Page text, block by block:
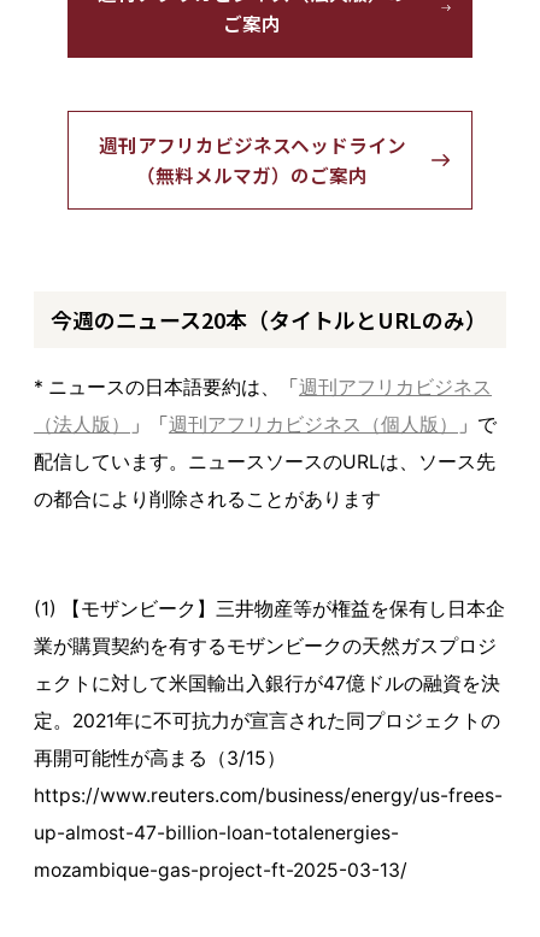
ご案内
週刊アフリカビジネスヘッドライン
（無料メルマガ）のご案内
今週のニュース20本（タイトルとURLのみ）
* ニュースの日本語要約は、「週刊アフリカビジネス
（法人版）
」「週刊アフリカビジネス（個人版）
」で
配信しています。ニュースソースのURLは、ソース先
の都合により削除されることがあります
(1) 【モザンビーク】三井物産等が権益を保有し日本企
業が購買契約を有するモザンビークの天然ガスプロジ
ェクトに対して米国輸出入銀行が47億ドルの融資を決
定。2021年に不可抗力が宣言された同プロジェクトの
再開可能性が高まる（3/15）
https://www.reuters.com/business/energy/us-frees-
up-almost-47-billion-loan-totalenergies-
mozambique-gas-project-ft-2025-03-13/